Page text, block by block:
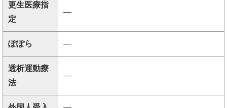
更生医療指
定
―
ぽぽら ―
透析運動療
法
―